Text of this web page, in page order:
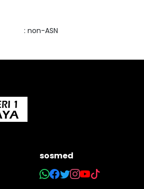
: non-ASN
sosmed